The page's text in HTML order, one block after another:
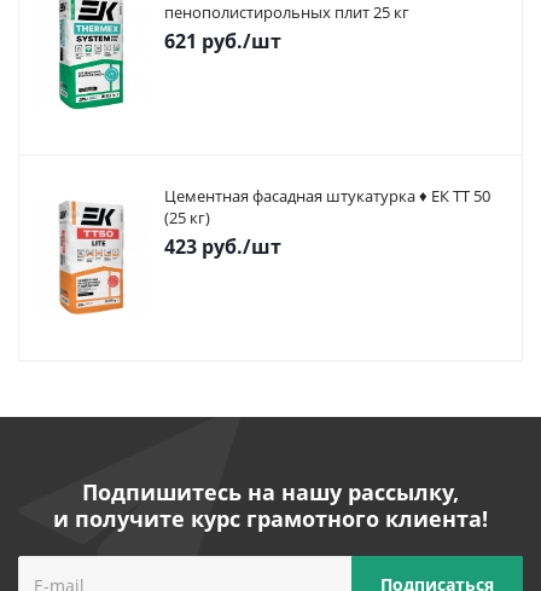
пенополистирольных плит 25 кг
621 руб./шт
Цементная фасадная штукатурка ♦ ЕК ТТ 50
(25 кг)
423 руб./шт
Подпишитесь на нашу рассылку,
и получите курс грамотного клиента!